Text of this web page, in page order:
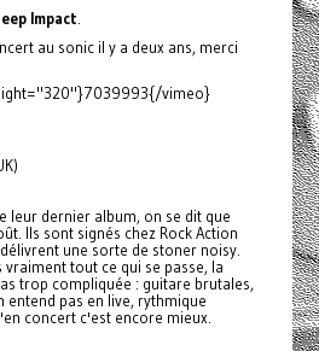
Impact
au sonic il y a deux ans, merci
vimeo}
leur dernier album, on se dit que
Ils sont signés chez Rock Action
une sorte de stoner noisy.
tout ce qui se passe, la
trop compliquée : guitare brutales,
entend pas en live, rythmique
concert c'est encore mieux.